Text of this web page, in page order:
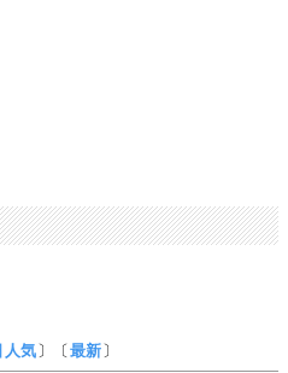
人気〕〔最新〕